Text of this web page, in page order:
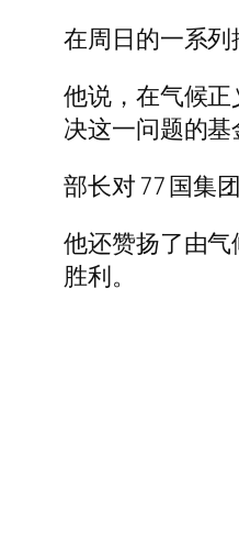
在周日的一系列
他说，在气候
决这一问题的基
部长对 77 国集
他还赞扬了由
胜利。